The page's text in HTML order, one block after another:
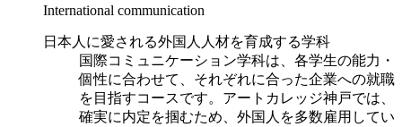
International communication
日本人に愛される外国人人材を育成する学科
国際コミュニケーション学科は、各学生の能力・
個性に合わせて、それぞれに合った企業への就職
を目指すコースです。アートカレッジ神戸では、
確実に内定を掴むため、外国人を多数雇用してい